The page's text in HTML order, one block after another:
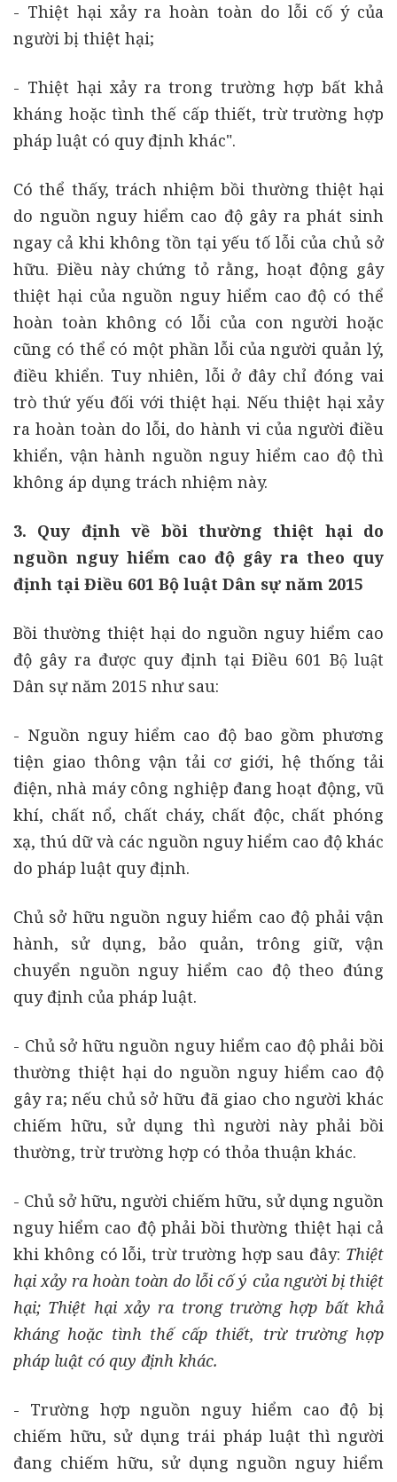
- Thiệt hại xảy ra hoàn toàn do lỗi cố ý của
người bị thiệt hại;
- Thiệt hại xảy ra trong trường hợp bất khả
kháng hoặc tình thế cấp thiết, trừ trường hợp
pháp luật có quy định khác".
Có thể thấy, trách nhiệm bồi thường thiệt hại
do nguồn nguy hiểm cao độ gây ra phát sinh
ngay cả khi không tồn tại yếu tố lỗi của chủ sở
hữu. Điều này chứng tỏ rằng, hoạt động gây
thiệt hại của nguồn nguy hiểm cao độ có thể
hoàn toàn không có lỗi của con người hoặc
cũng có thể có một phần lỗi của người quản lý,
điều khiển. Tuy nhiên, lỗi ở đây chỉ đóng vai
trò thứ yếu đối với thiệt hại. Nếu thiệt hại xảy
ra hoàn toàn do lỗi, do hành vi của người điều
khiển, vận hành nguồn nguy hiểm cao độ thì
không áp dụng trách nhiệm này.
3. Quy định về bồi thường thiệt hại do
nguồn nguy hiểm cao độ gây ra theo quy
định tại Điều 601 Bộ luật Dân sự năm 2015
Bồi thường thiệt hại do nguồn nguy hiểm cao
độ gây ra được quy định tại Điều 601 Bộ luật
Dân sự năm 2015 như sau:
- Nguồn nguy hiểm cao độ bao gồm phương
tiện giao thông vận tải cơ giới, hệ thống tải
điện, nhà máy công nghiệp đang hoạt động, vũ
khí, chất nổ, chất cháy, chất độc, chất phóng
xạ, thú dữ và các nguồn nguy hiểm cao độ khác
do pháp luật quy định.
Chủ sở hữu nguồn nguy hiểm cao độ phải vận
hành, sử dụng, bảo quản, trông giữ, vận
chuyển nguồn nguy hiểm cao độ theo đúng
quy định của pháp luật.
- Chủ sở hữu nguồn nguy hiểm cao độ phải bồi
thường thiệt hại do nguồn nguy hiểm cao độ
gây ra; nếu chủ sở hữu đã giao cho người khác
chiếm hữu, sử dụng thì người này phải bồi
thường, trừ trường hợp có thỏa thuận khác.
- Chủ sở hữu, người chiếm hữu, sử dụng nguồn
nguy hiểm cao độ phải bồi thường thiệt hại cả
khi không có lỗi, trừ trường hợp sau đây: Thiệt
hại xảy ra hoàn toàn do lỗi cố ý của người bị thiệt
hại; Thiệt hại xảy ra trong trường hợp bất khả
kháng hoặc tình thế cấp thiết, trừ trường hợp
pháp luật có quy định khác.
- Trường hợp nguồn nguy hiểm cao độ bị
chiếm hữu, sử dụng trái pháp luật thì người
đang chiếm hữu, sử dụng nguồn nguy hiểm